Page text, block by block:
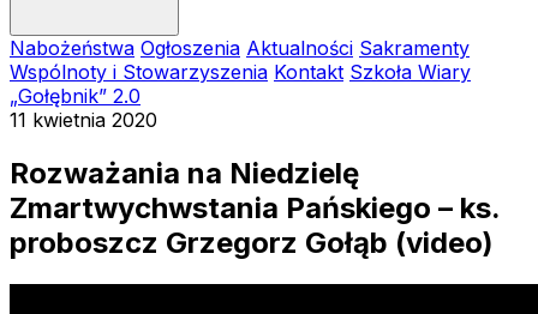
Nabożeństwa Ogłoszenia Aktualności Sakramenty
Wspólnoty i Stowarzyszenia Kontakt Szkoła Wiary
„Gołębnik” 2.0
11 kwietnia 2020
Rozważania na Niedzielę
Zmartwychwstania Pańskiego – ks.
proboszcz Grzegorz Gołąb (video)